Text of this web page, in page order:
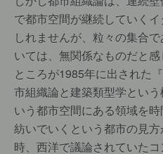
で都市空間が継続していく
しれませんが、粒々の集合
いては、無関係なものだと感
ところが1985年に出された
市組織論と建築類型学とい
いう都市空間にある領域を
紡いでいくという都市の見
時、西洋で議論されていた